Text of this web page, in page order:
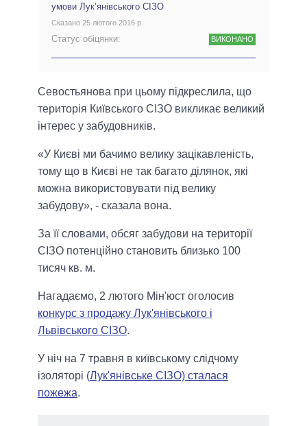
умови Лук’янівського СІЗО
Сказано 25 лютого 2016 р.
Статус обіцянки: ВИКОНАНО
Севостьянова при цьому підкреслила, що
територія Київського СІЗО викликає великий
інтерес у забудовників.
«У Києві ми бачимо велику зацікавленість,
тому що в Києві не так багато ділянок, які
можна використовувати під велику
забудову», - сказала вона.
За її словами, обсяг забудови на території
СІЗО потенційно становить близько 100
тисяч кв. м.
Нагадаємо, 2 лютого Мін'юст оголосив
конкурс з продажу Лук'янівського і
Львівського СІЗО.
У ніч на 7 травня в київському слідчому
ізоляторі (Лук'янівське СІЗО) сталася
пожежа.